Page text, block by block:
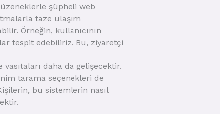
şüpheli web
taze ulaşım
Örneğin, kullanıcının
tespit edebiliriz. Bu, ziyaretçi
daha da gelişecektir.
tarama seçenekleri de
bu sistemlerin nasıl